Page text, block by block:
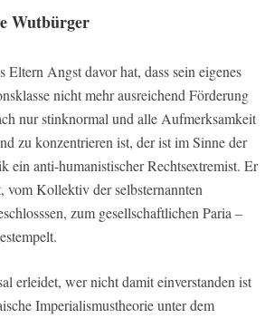
Wutbürger
Eltern Angst davor hat, dass sein eigenes
nicht mehr ausreichend Förderung
nur stinknormal und alle Aufmerksamkeit
zu konzentrieren ist, der ist im Sinne der
ein anti-humanistischer Rechtsextremist. Er
vom Kollektiv der selbsternannten
zum gesellschaftlichen Paria –
erleidet, wer nicht damit einverstanden ist
Imperialismustheorie unter dem